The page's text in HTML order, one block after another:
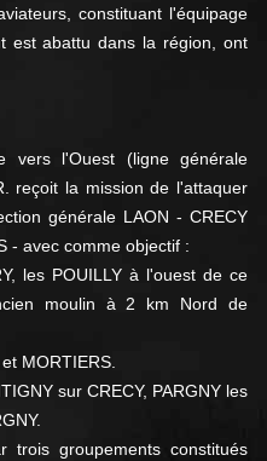
constituant l'équipage
est abattu dans la région, ont
vers l'Ouest (ligne générale
reçoit la mission de l'attaquer
générale LAON - CRECY
- avec comme objectif :
les POUILLY à l'ouest de ce
moulin à 2 km Nord de
MORTIERS.
sur CRECY, PARGNY les
trois groupements constitués